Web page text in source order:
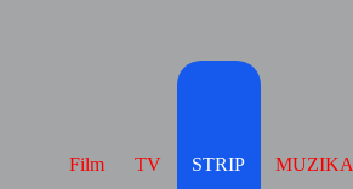
Film TV STRIP MUZIKA